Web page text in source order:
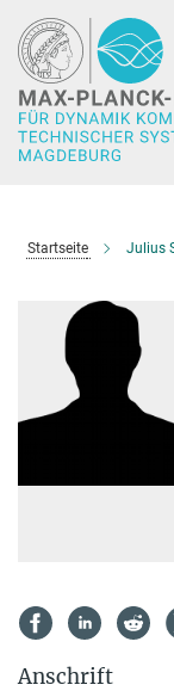
Hauptinhalt
Startseite Julius
Anschrift